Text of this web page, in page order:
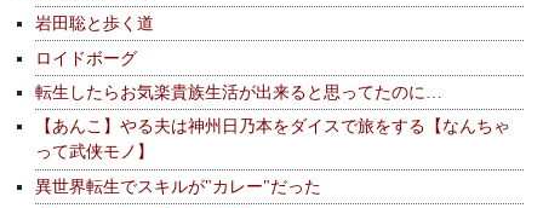
岩田聡と歩く道
ロイドボーグ
転生したらお気楽貴族生活が出来ると思ってたのに…
【あんこ】やる夫は神州日乃本をダイスで旅をする【なんちゃ
って武侠モノ】
異世界転生でスキルが"カレー"だった